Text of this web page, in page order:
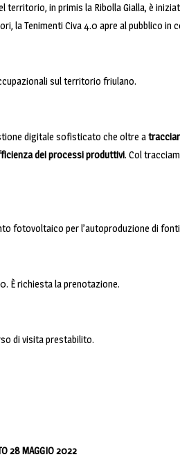
in primis la Ribolla Gialla, è
la Tenimenti Civa 4.0 apre al pubblico
sul territorio friulano.
digitale sofisticato che oltre a
dei processi produttivi. Col
fotovoltaico per l’autoproduzione di
È richiesta la prenotazione.
di visita prestabilito.
28 MAGGIO 2022